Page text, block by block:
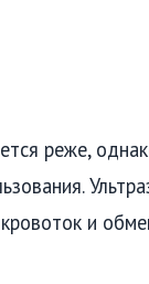
реже,
и